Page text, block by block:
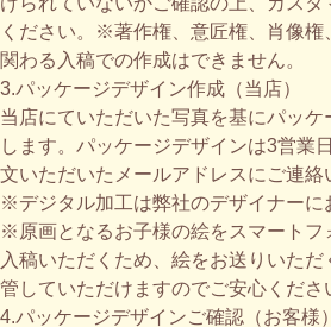
ください。※著作権、意匠権、肖像権
関わる入稿での作成はできません。
3.パッケージデザイン作成（当店）
当店にていただいた写真を基にパッケ
します。パッケージデザインは3営業
文いただいたメールアドレスにご連絡
※デジタル加工は弊社のデザイナーに
※原画となるお子様の絵をスマートフ
入稿いただくため、絵をお送りいた
管していただけますのでご安心くださ
4.パッケージデザインご確認（お客